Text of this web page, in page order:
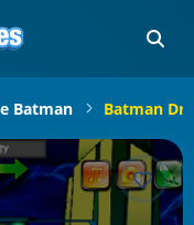
Batman Batman